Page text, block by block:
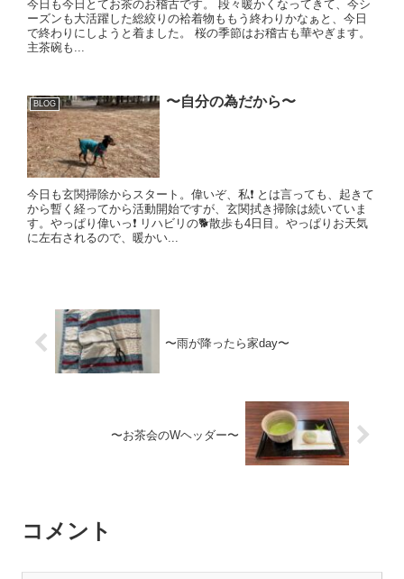
今日も今日とてお茶のお稽古です。 段々暖かくなってきて、今シ
ーズンも大活躍した総絞りの袷着物ももう終わりかなぁと、今日
で終わりにしようと着ました。 桜の季節はお稽古も華やぎます。
主茶碗も...
BLOG 〜自分の為だから〜
今日も玄関掃除からスタート。偉いぞ、私❗️ とは言っても、起きて
から暫く経ってから活動開始ですが、玄関拭き掃除は続いていま
す。やっぱり偉いっ❗️ リハビリの🐕散歩も4日目。やっぱりお天気
に左右されるので、暖かい...
〜雨が降ったら家day〜
〜お茶会のWヘッダー〜
コメント